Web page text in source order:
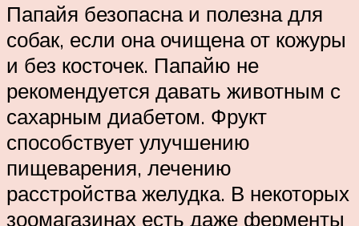
Папайя безопасна и полезна для
собак, если она очищена от кожуры
и без косточек. Папайю не
рекомендуется давать животным с
сахарным диабетом. Фрукт
способствует улучшению
пищеварения, лечению
расстройства желудка. В некоторых
зоомагазинах есть даже ферменты